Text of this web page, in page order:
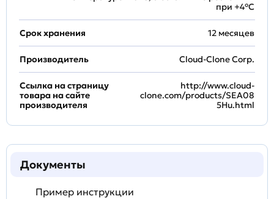
при +4°С
Срок хранения 12 месяцев
Производитель Cloud-Clone Corp.
Ссылка на страницу
товара на сайте
производителя
http://www.cloud-
clone.com/products/SEA08
5Hu.html
Документы
Пример инструкции